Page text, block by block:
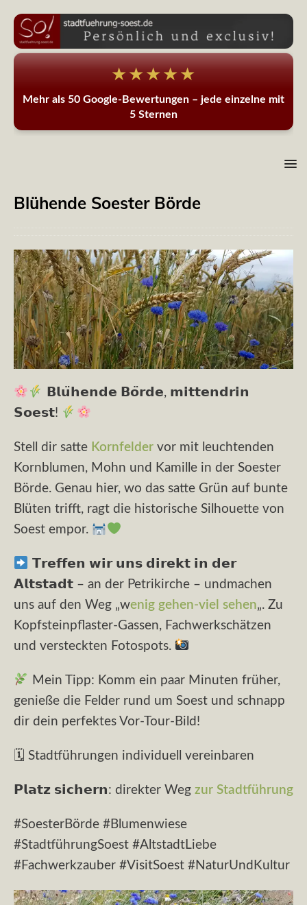
★★★★★
Mehr als 50 Google-Bewertungen – jede einzelne mit
5 Sternen
Blühende Soester Börde
𝗕𝗹𝘂̈𝗵𝗲𝗻𝗱𝗲 𝗕𝗼̈𝗿𝗱𝗲, 𝗺𝗶𝘁𝘁𝗲𝗻𝗱𝗿𝗶𝗻
𝗦𝗼𝗲𝘀𝘁!
Stell dir satte Kornfelder vor mit leuchtenden
Kornblumen, Mohn und Kamille in der Soester
Börde. Genau hier, wo das satte Grün auf bunte
Blüten trifft, ragt die historische Silhouette von
Soest empor.
𝗧𝗿𝗲𝗳𝗳𝗲𝗻 𝘄𝗶𝗿 𝘂𝗻𝘀 𝗱𝗶𝗿𝗲𝗸𝘁 𝗶𝗻 𝗱𝗲𝗿
𝗔𝗹𝘁𝘀𝘁𝗮𝗱𝘁 – an der Petrikirche – undmachen
uns auf den Weg „wenig gehen-viel sehen„. Zu
Kopfsteinpflaster-Gassen, Fachwerk­schätzen
und versteckten Fotospots.
Mein Tipp: Komm ein paar Minuten früher,
genieße die Felder rund um Soest und schnapp
dir dein perfektes Vor-Tour-Bild!
🗓 Stadtführungen individuell vereinbaren
𝗣𝗹𝗮𝘁𝘇 𝘀𝗶𝗰𝗵𝗲𝗿𝗻: direkter Weg zur Stadtführung
#SoesterBörde #Blumenwiese
#StadtführungSoest #AltstadtLiebe
#Fachwerkzauber #VisitSoest #NaturUndKultur